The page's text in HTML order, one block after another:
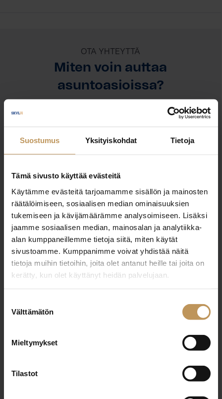
Suostumus Yksityiskohdat Tietoja
Tämä sivusto käyttää evästeitä
Käytämme evästeitä tarjoamamme sisällön ja mainosten
räätälöimiseen, sosiaalisen median ominaisuuksien
tukemiseen ja kävijämäärämme analysoimiseen. Lisäksi
jaamme sosiaalisen median, mainosalan ja analytiikka-
alan kumppaneillemme tietoja siitä, miten käytät
sivustoamme. Kumppanimme voivat yhdistää näitä
tietoja muihin tietoihin, joita olet antanut heille tai joita on
kerätty, kun olet käyttänyt heidän palvelujaan.
valinta
Välttämätön
Mieltymykset
Tilastot
OTA YHTEYTTÄ
Miten voin auttaa
asuntoasioissa?
Jätä yhteystietosi, niin otan yhteyttä
0401402030
" näyttää pakolliset kentät